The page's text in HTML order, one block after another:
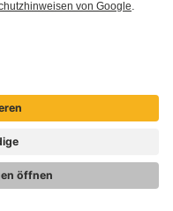
Datenschutz